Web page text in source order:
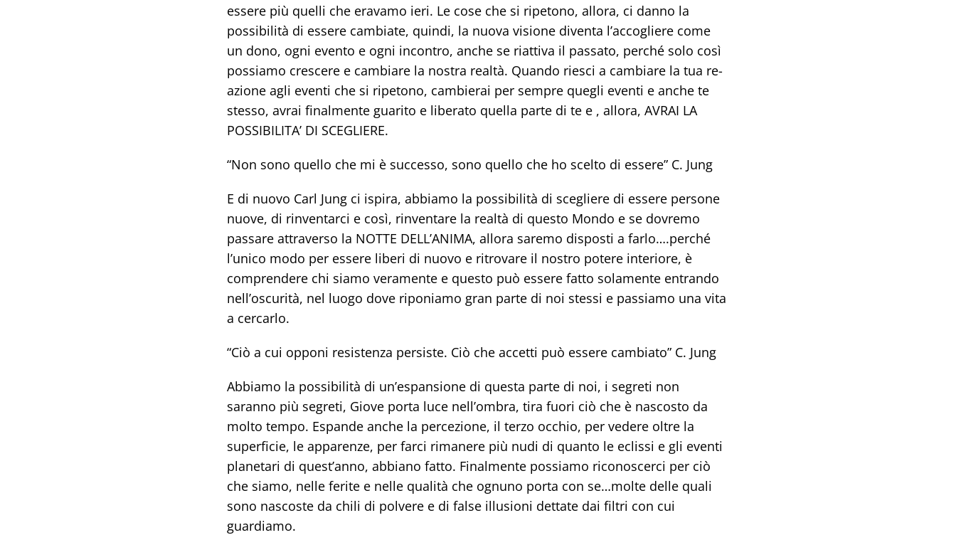
essere più quelli che eravamo ieri. Le cose che si ripetono, allora, ci danno la
possibilità di essere cambiate, quindi, la nuova visione diventa l’accogliere come
un dono, ogni evento e ogni incontro, anche se riattiva il passato, perché solo così
possiamo crescere e cambiare la nostra realtà. Quando riesci a cambiare la tua re-
azione agli eventi che si ripetono, cambierai per sempre quegli eventi e anche te
stesso, avrai finalmente guarito e liberato quella parte di te e , allora, AVRAI LA
POSSIBILITA’ DI SCEGLIERE.
“Non sono quello che mi è successo, sono quello che ho scelto di essere” C. Jung
E di nuovo Carl Jung ci ispira, abbiamo la possibilità di scegliere di essere persone
nuove, di rinventarci e così, rinventare la realtà di questo Mondo e se dovremo
passare attraverso la NOTTE DELL’ANIMA, allora saremo disposti a farlo….perché
l’unico modo per essere liberi di nuovo e ritrovare il nostro potere interiore, è
comprendere chi siamo veramente e questo può essere fatto solamente entrando
nell’oscurità, nel luogo dove riponiamo gran parte di noi stessi e passiamo una vita
a cercarlo.
“Ciò a cui opponi resistenza persiste. Ciò che accetti può essere cambiato” C. Jung
Abbiamo la possibilità di un’espansione di questa parte di noi, i segreti non
saranno più segreti, Giove porta luce nell’ombra, tira fuori ciò che è nascosto da
molto tempo. Espande anche la percezione, il terzo occhio, per vedere oltre la
superficie, le apparenze, per farci rimanere più nudi di quanto le eclissi e gli eventi
planetari di quest’anno, abbiano fatto. Finalmente possiamo riconoscerci per ciò
che siamo, nelle ferite e nelle qualità che ognuno porta con se…molte delle quali
sono nascoste da chili di polvere e di false illusioni dettate dai filtri con cui
guardiamo.